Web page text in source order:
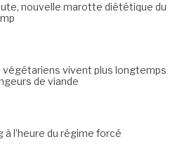
nouvelle marotte diététique du
végétariens vivent plus longtemps
de viande
à l’heure du régime forcé